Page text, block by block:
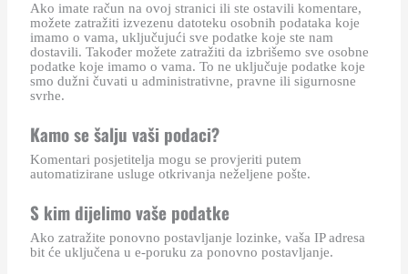
Ako imate račun na ovoj stranici ili ste ostavili komentare,
možete zatražiti izvezenu datoteku osobnih podataka koje
imamo o vama, uključujući sve podatke koje ste nam
dostavili. Također možete zatražiti da izbrišemo sve osobne
podatke koje imamo o vama. To ne uključuje podatke koje
smo dužni čuvati u administrativne, pravne ili sigurnosne
svrhe.
Kamo se šalju vaši podaci?
Komentari posjetitelja mogu se provjeriti putem
automatizirane usluge otkrivanja neželjene pošte.
S kim dijelimo vaše podatke
Ako zatražite ponovno postavljanje lozinke, vaša IP adresa
bit će uključena u e-poruku za ponovno postavljanje.